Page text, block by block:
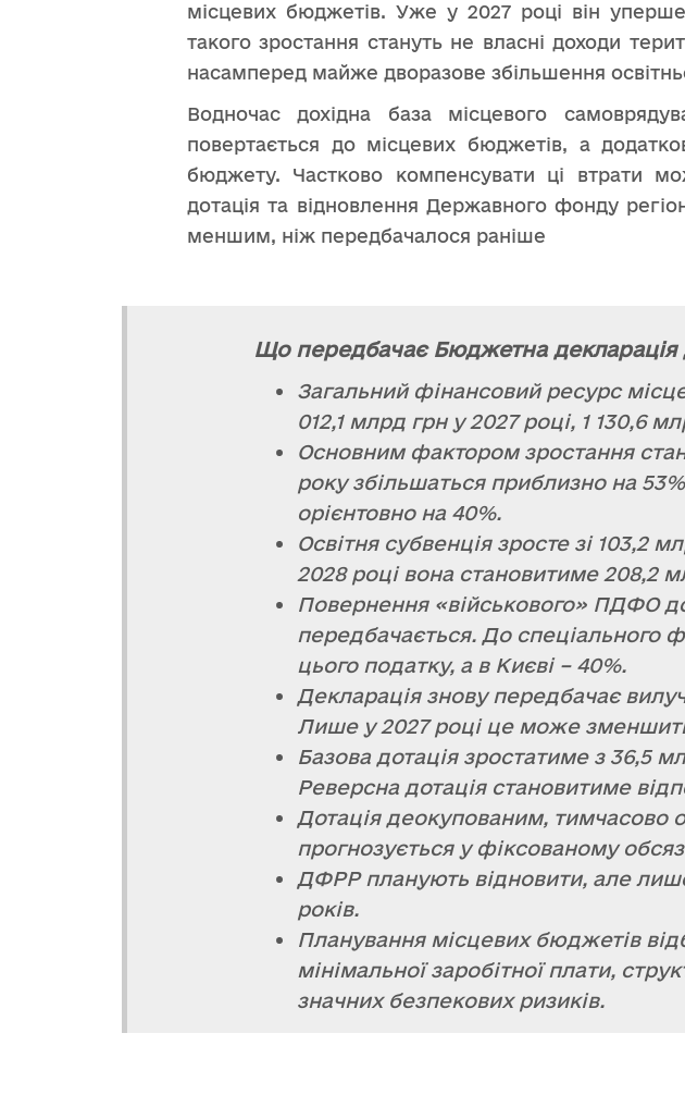
місцевих бюджетів. Уже у 2027 році він
такого зростання стануть не власні доходи
насамперед майже дворазове збільшення
Водночас дохідна база місцевого
повертається до місцевих бюджетів, а
бюджету. Частково компенсувати ці втрати
дотація та відновлення Державного фонду
меншим, ніж передбачалося раніше
Що передбачає Бюджетна декларація
Загальний фінансовий ресурс
012,1 млрд грн у 2027 році, 1 130,6
Основним фактором зростання
року збільшаться приблизно на
орієнтовно на 40%.
Освітня субвенція зросте зі 103,2
2028 році вона становитиме 208,2
Повернення «військового» ПДФО
передбачається. До
цього податку, а в Києві – 40%.
Декларація знову передбачає
Лише у 2027 році це може
Базова дотація зростатиме з 36,5
Реверсна дотація становитиме
Дотація деокупованим, тимчасово
прогнозується у фіксованому
ДФРР планують відновити, але
років.
Планування місцевих бюджетів
мінімальної заробітної плати,
значних безпекових ризиків.